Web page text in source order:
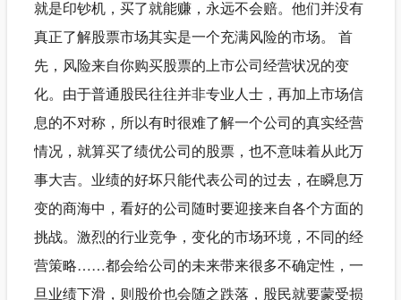
就是印钞机，买了就能赚，永远不会赔。他们并没有
真正了解股票市场其实是一个充满风险的市场。 首
先，风险来自你购买股票的上市公司经营状况的变
化。由于普通股民往往并非专业人士，再加上市场信
息的不对称，所以有时很难了解一个公司的真实经营
情况，就算买了绩优公司的股票，也不意味着从此万
事大吉。业绩的好坏只能代表公司的过去，在瞬息万
变的商海中，看好的公司随时要迎接来自各个方面的
挑战。激烈的行业竞争，变化的市场环境，不同的经
营策略……都会给公司的未来带来很多不确定性，一
旦业绩下滑，则股价也会随之跌落，股民就要蒙受损